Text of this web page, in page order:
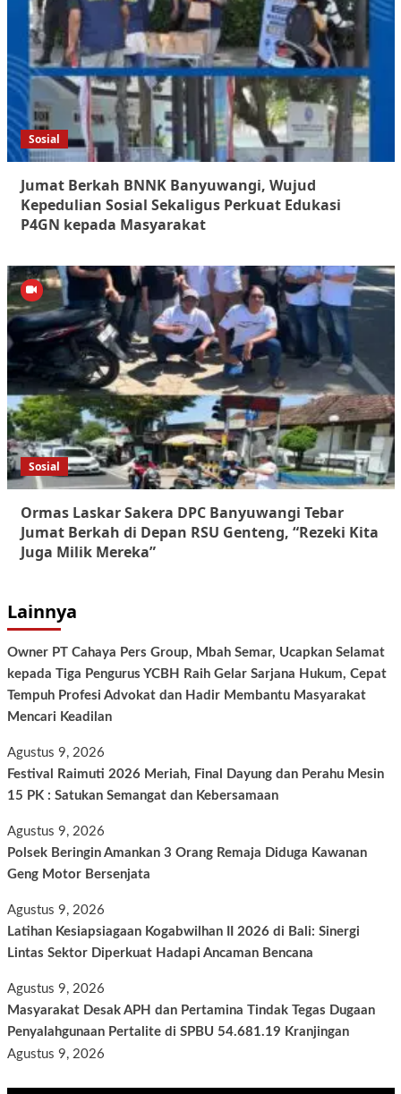
Sosial
Jumat Berkah BNNK Banyuwangi, Wujud
Kepedulian Sosial Sekaligus Perkuat Edukasi
P4GN kepada Masyarakat
Sosial
Ormas Laskar Sakera DPC Banyuwangi Tebar
Jumat Berkah di Depan RSU Genteng, “Rezeki Kita
Juga Milik Mereka”
Lainnya
Owner PT Cahaya Pers Group, Mbah Semar, Ucapkan Selamat
kepada Tiga Pengurus YCBH Raih Gelar Sarjana Hukum, Cepat
Tempuh Profesi Advokat dan Hadir Membantu Masyarakat
Mencari Keadilan
Agustus 9, 2026
Festival Raimuti 2026 Meriah, Final Dayung dan Perahu Mesin
15 PK : Satukan Semangat dan Kebersamaan
Agustus 9, 2026
Polsek Beringin Amankan 3 Orang Remaja Diduga Kawanan
Geng Motor Bersenjata
Agustus 9, 2026
Latihan Kesiapsiagaan Kogabwilhan II 2026 di Bali: Sinergi
Lintas Sektor Diperkuat Hadapi Ancaman Bencana
Agustus 9, 2026
Masyarakat Desak APH dan Pertamina Tindak Tegas Dugaan
Penyalahgunaan Pertalite di SPBU 54.681.19 Kranjingan
Agustus 9, 2026